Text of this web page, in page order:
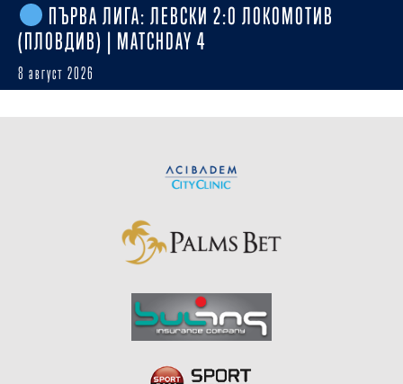
ПЪРВА ЛИГА: ЛЕВСКИ 2:0 ЛОКОМОТИВ
(ПЛОВДИВ) | MATCHDAY 4
8 август 2026